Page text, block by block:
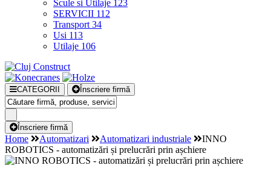
Scule si Utilaje 123
SERVICII 112
Transport 34
Usi 113
Utilaje 106
CATEGORII Înscriere firmă
Înscriere firmă
Home Automatizari Automatizari industriale
INNO
ROBOTICS - automatizări și prelucrări prin așchiere